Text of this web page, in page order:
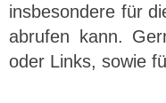
insbesondere für
abrufen kann.
oder Links, sowie